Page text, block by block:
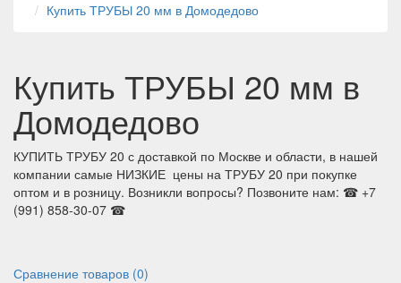
Купить ТРУБЫ 20 мм в Домодедово
Купить ТРУБЫ 20 мм в
Домодедово
КУПИТЬ ТРУБУ 20 с доставкой по Москве и области, в нашей
компании самые НИЗКИЕ цены на ТРУБУ 20 при покупке
оптом и в розницу. Возникли вопросы? Позвоните нам: ☎ +7
(991) 858-30-07 ☎
Сравнение товаров (0)